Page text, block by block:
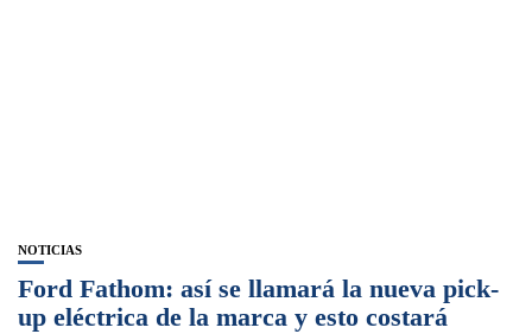
NOTICIAS
Ford Fathom: así se llamará la nueva pick-
up eléctrica de la marca y esto costará